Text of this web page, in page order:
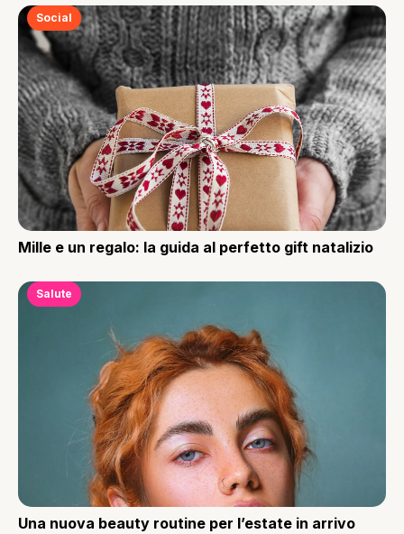
Social
Mille e un regalo: la guida al perfetto gift natalizio
Salute
Una nuova beauty routine per l’estate in arrivo